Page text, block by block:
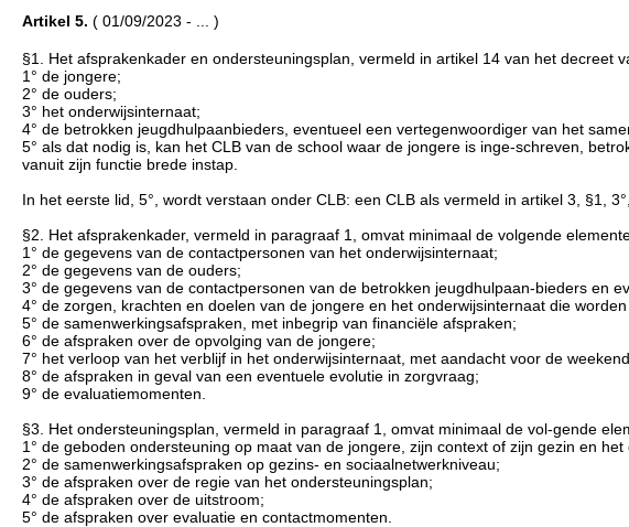
Artikel 5. ( 01/09/2023 - ... )
§1. Het afsprakenkader en ondersteuningsplan, vermeld in artikel 14 van het
1° de jongere;
2° de ouders;
3° het onderwijsinternaat;
4° de betrokken jeugdhulpaanbieders, eventueel een vertegenwoordiger van het
5° als dat nodig is, kan het CLB van de school waar de jongere is inge-schreven,
vanuit zijn functie brede instap.
In het eerste lid, 5°, wordt verstaan onder CLB: een CLB als vermeld in artikel 3, §1,
§2. Het afsprakenkader, vermeld in paragraaf 1, omvat minimaal de volgende
1° de gegevens van de contactpersonen van het onderwijsinternaat;
2° de gegevens van de ouders;
3° de gegevens van de contactpersonen van de betrokken jeugdhulpaan-bieders en
4° de zorgen, krachten en doelen van de jongere en het onderwijsinternaat die
5° de samenwerkingsafspraken, met inbegrip van financiële afspraken;
6° de afspraken over de opvolging van de jongere;
7° het verloop van het verblijf in het onderwijsinternaat, met aandacht voor de
8° de afspraken in geval van een eventuele evolutie in zorgvraag;
9° de evaluatiemomenten.
§3. Het ondersteuningsplan, vermeld in paragraaf 1, omvat minimaal de vol-gende
1° de geboden ondersteuning op maat van de jongere, zijn context of zijn gezin en
2° de samenwerkingsafspraken op gezins- en sociaalnetwerkniveau;
3° de afspraken over de regie van het ondersteuningsplan;
4° de afspraken over de uitstroom;
5° de afspraken over evaluatie en contactmomenten.